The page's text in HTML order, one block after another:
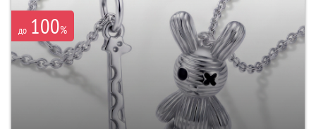
до 100%